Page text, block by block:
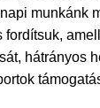
munkánk
fordítsuk,
hátrányos